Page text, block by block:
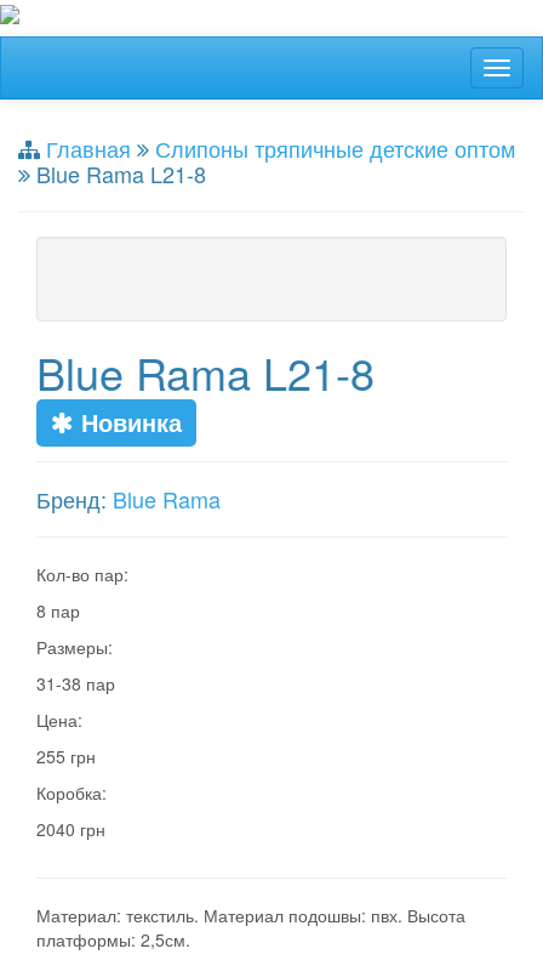
Главная
Слипоны тряпичные детские оптом
Blue Rama L21-8
Blue Rama L21-8
Новинка
Бренд: Blue Rama
Кол-во пар:
8 пар
Размеры:
31-38 пар
Цена:
255 грн
Коробка:
2040 грн
Материал: текстиль. Материал подошвы: пвх. Высота
платформы: 2,5см.